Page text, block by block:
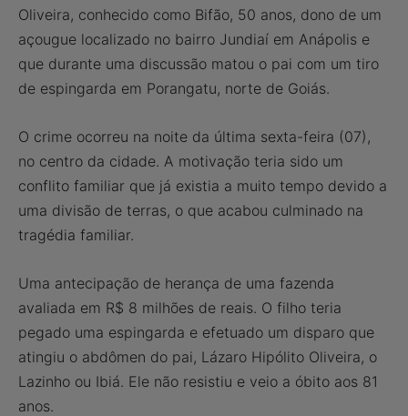
Oliveira, conhecido como Bifão, 50 anos, dono de um
açougue localizado no bairro Jundiaí em Anápolis e
que durante uma discussão matou o pai com um tiro
de espingarda em Porangatu, norte de Goiás.
O crime ocorreu na noite da última sexta-feira (07),
no centro da cidade. A motivação teria sido um
conflito familiar que já existia a muito tempo devido a
uma divisão de terras, o que acabou culminado na
tragédia familiar.
Uma antecipação de herança de uma fazenda
avaliada em R$ 8 milhões de reais. O filho teria
pegado uma espingarda e efetuado um disparo que
atingiu o abdômen do pai, Lázaro Hipólito Oliveira, o
Lazinho ou Ibiá. Ele não resistiu e veio a óbito aos 81
anos.